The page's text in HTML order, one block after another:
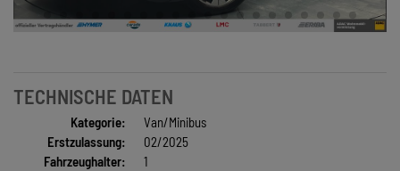
TECHNISCHE DATEN
Kategorie:
Van/Minibus
Erstzulassung:
02/2025
Fahrzeughalter:
1